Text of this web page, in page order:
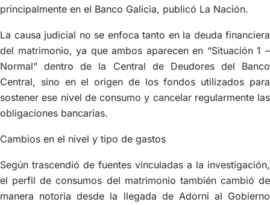
principalmente en el Banco Galicia, publicó La Nación.
La causa judicial no se enfoca tanto en la deuda financiera
del matrimonio, ya que ambos aparecen en “Situación 1 –
Normal” dentro de la Central de Deudores del Banco
Central, sino en el origen de los fondos utilizados para
sostener ese nivel de consumo y cancelar regularmente las
obligaciones bancarias.
Cambios en el nivel y tipo de gastos
Según trascendió de fuentes vinculadas a la investigación,
el perfil de consumos del matrimonio también cambió de
manera notoria desde la llegada de Adorni al Gobierno